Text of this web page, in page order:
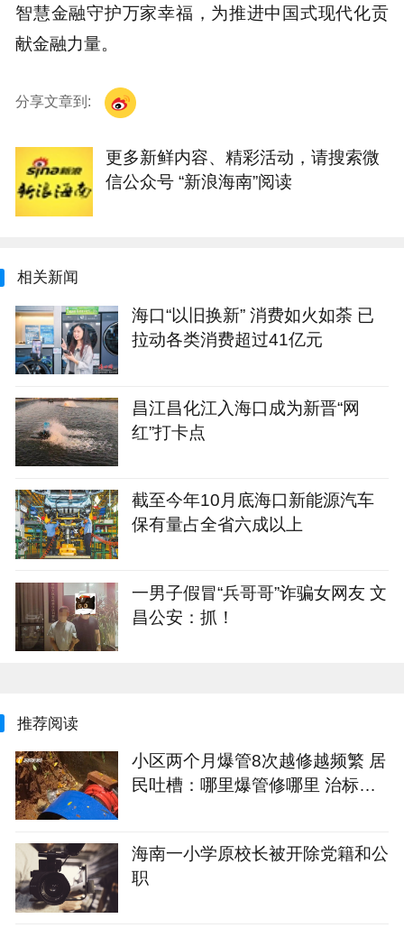
智慧金融守护万家幸福，为推进中国式现代化贡
献金融力量。
分享文章到:
更多新鲜内容、精彩活动，请搜索微
信公众号 “新浪海南”阅读
相关新闻
海口“以旧换新” 消费如火如荼 已
拉动各类消费超过41亿元
昌江昌化江入海口成为新晋“网
红”打卡点
截至今年10月底海口新能源汽车
保有量占全省六成以上
一男子假冒“兵哥哥”诈骗女网友 文
昌公安：抓！
推荐阅读
小区两个月爆管8次越修越频繁 居
民吐槽：哪里爆管修哪里 治标不
海南一小学原校长被开除党籍和公
职